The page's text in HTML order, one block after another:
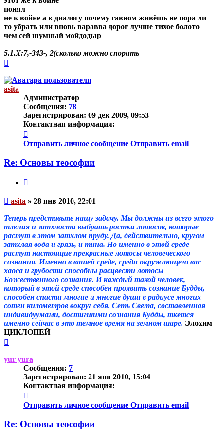
понял
не к войне а к диалогу почему гавном живёшь не пора ли
то убрать или вновь варавва дорог лучше тихое болото
чем сей шумный мойдодыр
5.1.Х:7,-343-, 2(сколько можно спорить
началу
asita
Администратор
Сообщения: 78
Зарегистрирован: 09 дек 2009, 09:53
Контактная информация:
информация
пользователя
Отправить личное сообщение Отправить email
Re: Основы теософии
Непрочитанное
asita » 28 янв 2010, 22:01
Теперь представьте нашу задачу. Мы должны из всего этого
тления и затхлости выбрать ростки лотосов, которые
растут в этом затхлом пруду. Да, действительно, кругом
затхлая вода и грязь, и тина. Но именно в этой среде
растут настоящие прекрасные лотосы человеческого
сознания. Именно в вашей среде, среди окружающего вас
хаоса и грубости способны расцвести лотосы
Божественного сознания. И каждый такой человек,
который в этой среде способен проявить сознание Будды,
способен спасти многие и многие души в радиусе многих
сотен километров вокруг себя. Сеть Света, составленная
индивидуумами, достигшими сознания Будды, ткется
именно сейчас в это темное время на земном шаре. Элохим
ЦИКЛОПЕЙ
началу
yur yura
Сообщения: 7
Зарегистрирован: 21 янв 2010, 15:04
Контактная информация:
информация
пользователя
yura
Отправить личное сообщение Отправить email
Re: Основы теософии